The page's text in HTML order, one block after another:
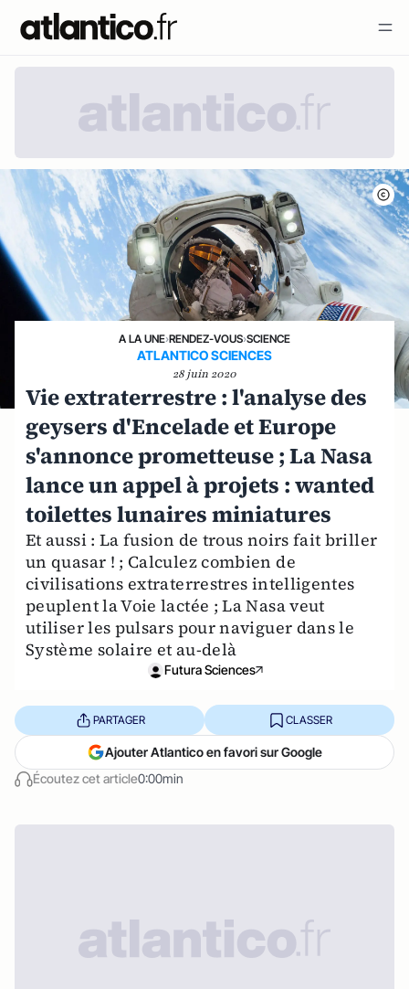
A LA UNE›RENDEZ-VOUS›SCIENCE
ATLANTICO SCIENCES
28 juin 2020
Vie extraterrestre : l'analyse des
geysers d'Encelade et Europe
s'annonce prometteuse ; La Nasa
lance un appel à projets : wanted
toilettes lunaires miniatures
Et aussi : La fusion de trous noirs fait briller
un quasar ! ; Calculez combien de
civilisations extraterrestres intelligentes
peuplent la Voie lactée ; La Nasa veut
utiliser les pulsars pour naviguer dans le
Système solaire et au-delà
Futura Sciences
Écoutez cet article0:00min
PARTAGER CLASSER
Ajouter Atlantico en favori sur Google